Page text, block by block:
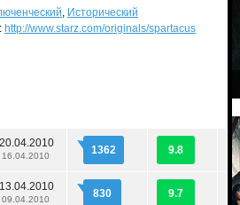
, Исторический
http://www.starz.com/originals/spartacus
20.04.2010
1362 9.8
13.04.2010
830 9.7